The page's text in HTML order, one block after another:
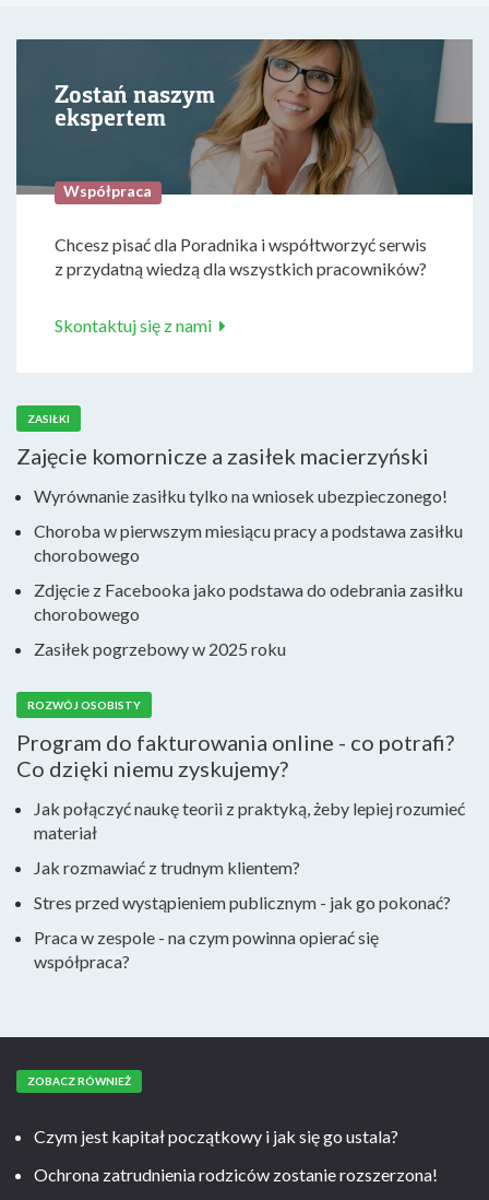
Zostań naszym
ekspertem
Współpraca
Chcesz pisać dla Poradnika i współtworzyć serwis
z przydatną wiedzą dla wszystkich pracowników?
Skontaktuj się z nami
ZASIŁKI
Zajęcie komornicze a zasiłek macierzyński
Wyrównanie zasiłku tylko na wniosek ubezpieczonego!
Choroba w pierwszym miesiącu pracy a podstawa zasiłku
chorobowego
Zdjęcie z Facebooka jako podstawa do odebrania zasiłku
chorobowego
Zasiłek pogrzebowy w 2025 roku
ROZWÓJ OSOBISTY
Program do fakturowania online - co potrafi?
Co dzięki niemu zyskujemy?
Jak połączyć naukę teorii z praktyką, żeby lepiej rozumieć
materiał
Jak rozmawiać z trudnym klientem?
Stres przed wystąpieniem publicznym - jak go pokonać?
Praca w zespole - na czym powinna opierać się
współpraca?
ZOBACZ RÓWNIEŻ
Czym jest kapitał początkowy i jak się go ustala?
Ochrona zatrudnienia rodziców zostanie rozszerzona!